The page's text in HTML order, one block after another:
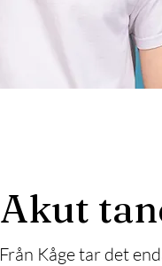
Akut
Från Kåge tar det